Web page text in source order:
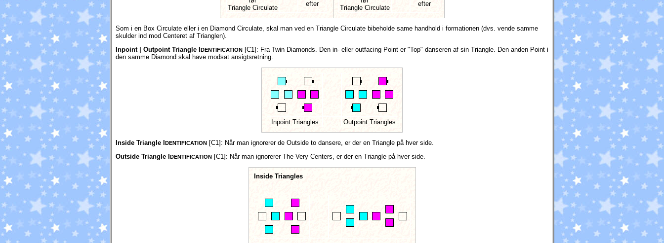
Triangle Circulate
efter
Triangle Circulate
efter
Som i en Box Circulate eller i en Diamond Circulate, skal man ved en Triangle Circulate bibeholde same handhold i formationen (dvs. vende samme
skulder ind mod Centeret af Trianglen).
Inpoint | Outpoint Triangle I
DENTIFICATION [C1]: Fra Twin Diamonds. Den in- eller outfacing Point er "Top" danseren af sin Triangle. Den anden Point i
den samme Diamond skal have modsat ansigtsretning.
Inpoint Triangles Outpoint Triangles
Inside Triangle I DENTIFICATION [C1]: Når man ignorerer de Outside to dansere, er der en Triangle på hver side.
Outside Triangle I
DENTIFICATION [C1]: Når man ignorerer The Very Centers, er der en Triangle på hver side.
Inside Triangles